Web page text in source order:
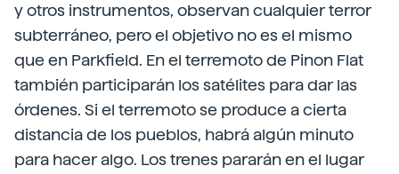
y otros instrumentos, observan cualquier terror
subterráneo, pero el objetivo no es el mismo
que en Parkfield. En el terremoto de Pinon Flat
también participarán los satélites para dar las
órdenes. Si el terremoto se produce a cierta
distancia de los pueblos, habrá algún minuto
para hacer algo. Los trenes pararán en el lugar